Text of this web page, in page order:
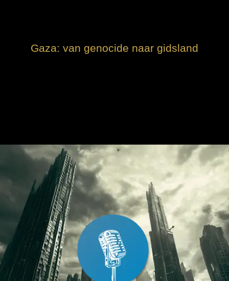
Gaza: van genocide naar gidsland